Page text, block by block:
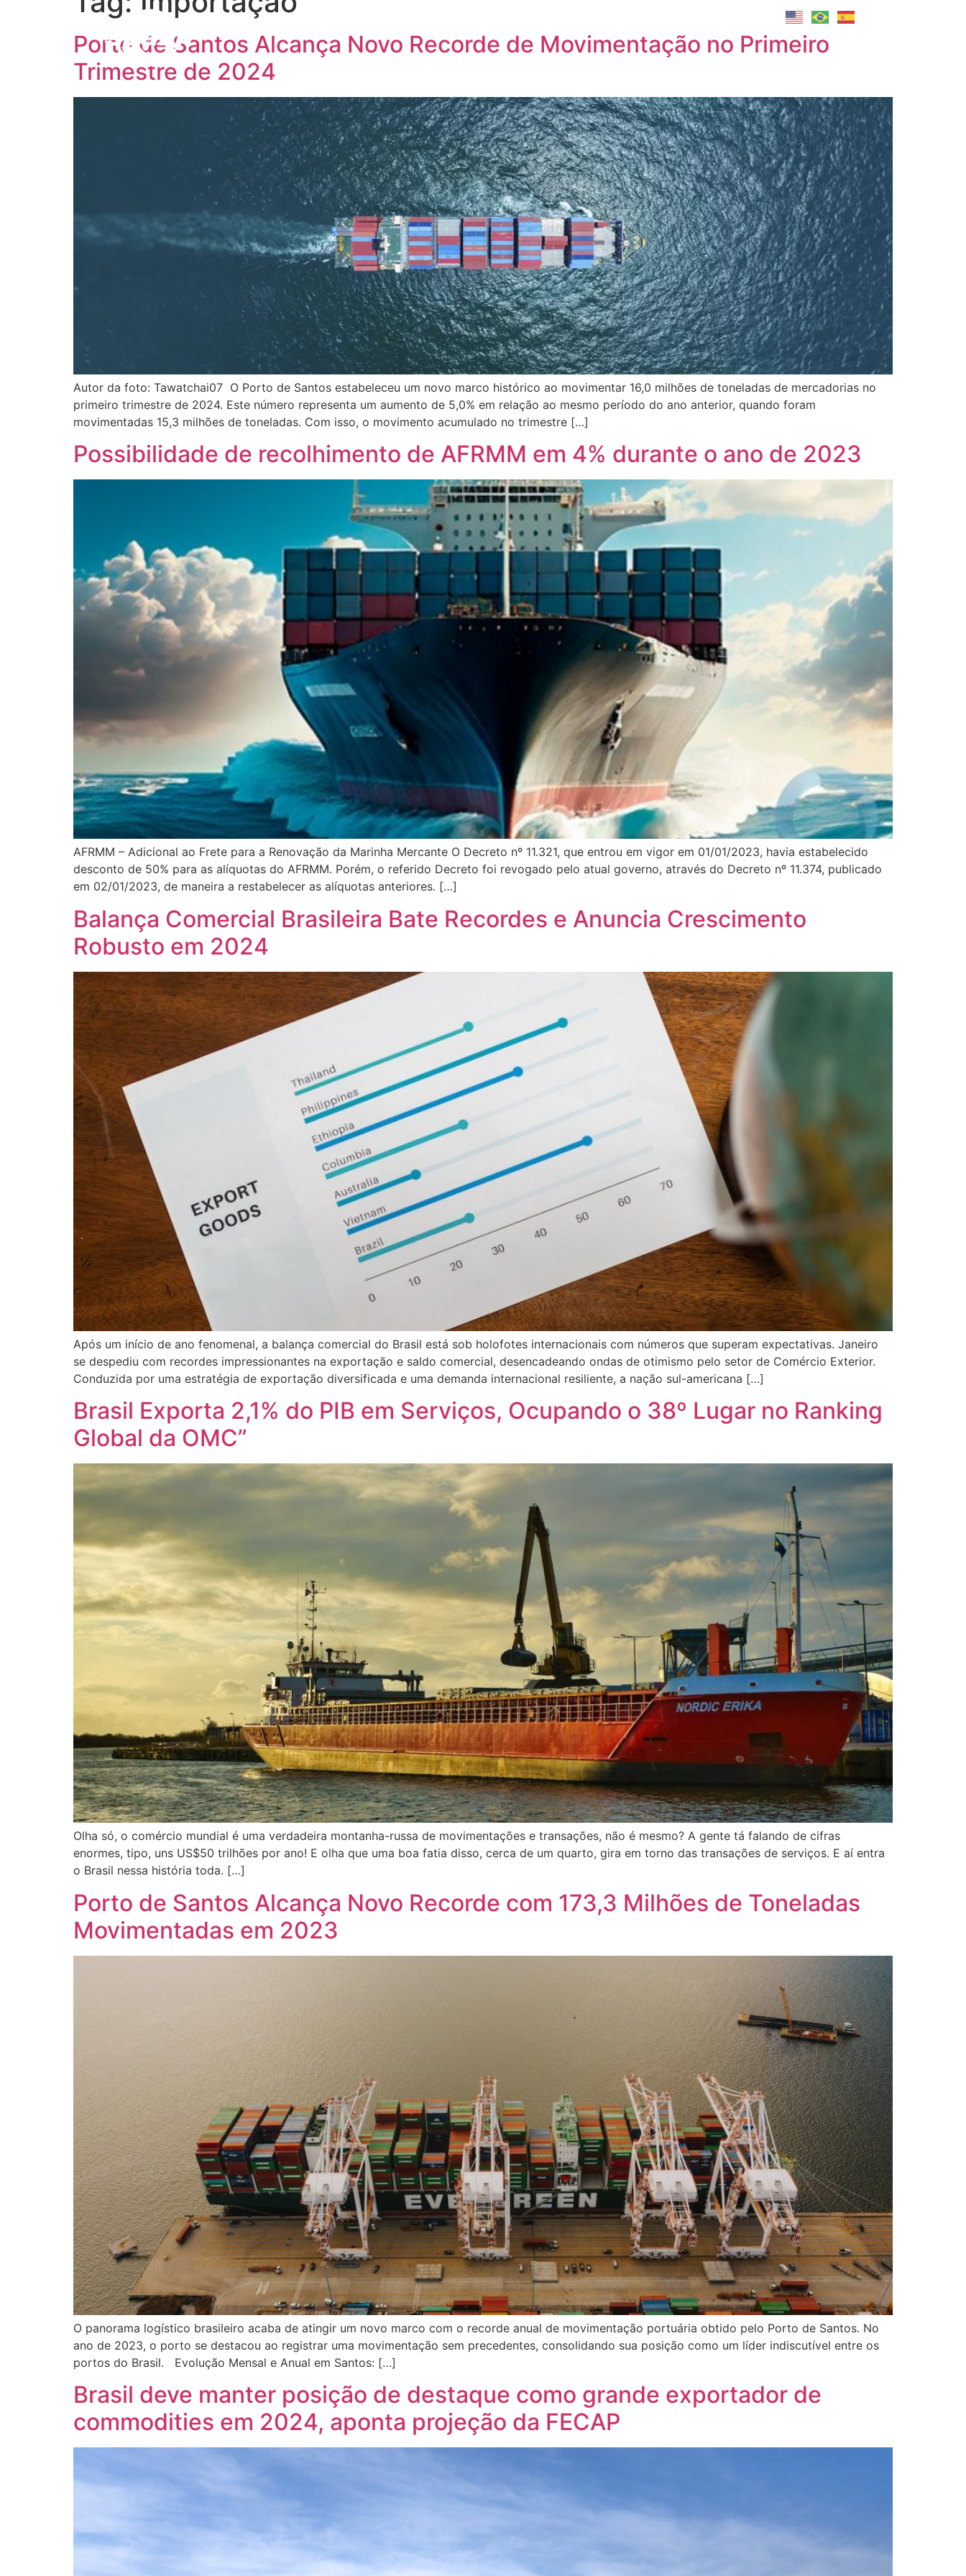
Porto de Santos Alcança Novo Recorde de Movimentação no Primeiro
Trimestre de 2024
Autor da foto: Tawatchai07 O Porto de Santos estabeleceu um novo marco histórico ao movimentar 16,0 milhões de toneladas de mercadorias no
primeiro trimestre de 2024. Este número representa um aumento de 5,0% em relação ao mesmo período do ano anterior, quando foram
movimentadas 15,3 milhões de toneladas. Com isso, o movimento acumulado no trimestre […]
Possibilidade de recolhimento de AFRMM em 4% durante o ano de 2023
AFRMM – Adicional ao Frete para a Renovação da Marinha Mercante O Decreto nº 11.321, que entrou em vigor em 01/01/2023, havia estabelecido
desconto de 50% para as alíquotas do AFRMM. Porém, o referido Decreto foi revogado pelo atual governo, através do Decreto nº 11.374, publicado
em 02/01/2023, de maneira a restabelecer as alíquotas anteriores. […]
Balança Comercial Brasileira Bate Recordes e Anuncia Crescimento
Robusto em 2024
Após um início de ano fenomenal, a balança comercial do Brasil está sob holofotes internacionais com números que superam expectativas. Janeiro
se despediu com recordes impressionantes na exportação e saldo comercial, desencadeando ondas de otimismo pelo setor de Comércio Exterior.
Conduzida por uma estratégia de exportação diversificada e uma demanda internacional resiliente, a nação sul-americana […]
Brasil Exporta 2,1% do PIB em Serviços, Ocupando o 38º Lugar no Ranking
Global da OMC”
Olha só, o comércio mundial é uma verdadeira montanha-russa de movimentações e transações, não é mesmo? A gente tá falando de cifras
enormes, tipo, uns US$50 trilhões por ano! E olha que uma boa fatia disso, cerca de um quarto, gira em torno das transações de serviços. E aí entra
o Brasil nessa história toda. […]
Porto de Santos Alcança Novo Recorde com 173,3 Milhões de Toneladas
Movimentadas em 2023
O panorama logístico brasileiro acaba de atingir um novo marco com o recorde anual de movimentação portuária obtido pelo Porto de Santos. No
ano de 2023, o porto se destacou ao registrar uma movimentação sem precedentes, consolidando sua posição como um líder indiscutível entre os
portos do Brasil. Evolução Mensal e Anual em Santos: […]
Brasil deve manter posição de destaque como grande exportador de
commodities em 2024, aponta projeção da FECAP